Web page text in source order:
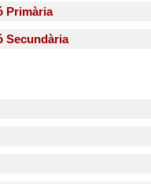
Primària
Secundària